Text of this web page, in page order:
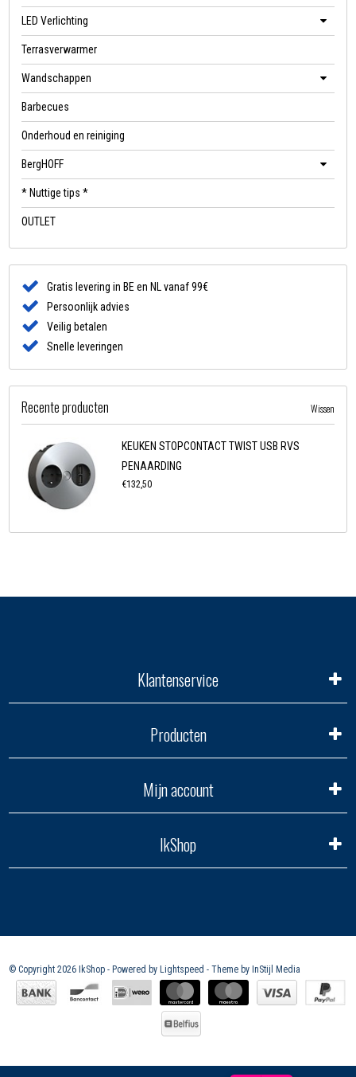
LED Verlichting
Terrasverwarmer
Wandschappen
Barbecues
Onderhoud en reiniging
BergHOFF
* Nuttige tips *
OUTLET
Gratis levering in BE en NL vanaf 99€
Persoonlijk advies
Veilig betalen
Snelle leveringen
Recente producten Wissen
KEUKEN STOPCONTACT TWIST USB RVS
PENAARDING
€132,50
Klantenservice
Producten
Mijn account
IkShop
© Copyright 2026 IkShop - Powered by Lightspeed - Theme by InStijl Media